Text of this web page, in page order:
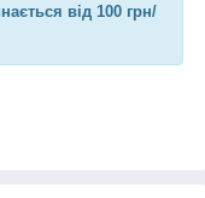
від 100 грн/